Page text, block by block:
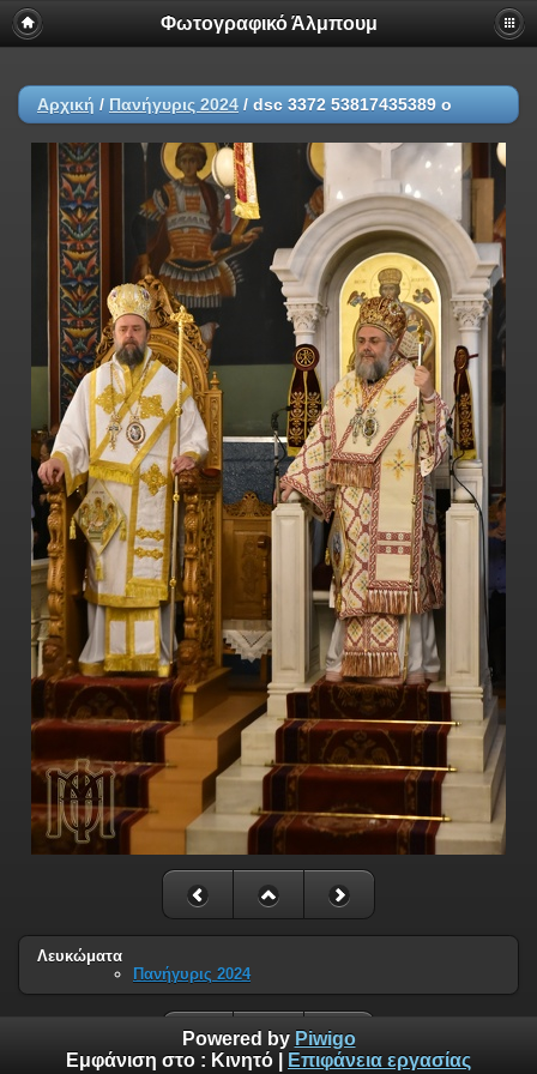
Φωτογραφικό Άλμπουμ
Αρχική / Πανήγυρις 2024 / dsc 3372 53817435389 o
Λευκώματα
Πανήγυρις 2024
Powered by Piwigo
Εμφάνιση στο : Κινητό Επιφάνεια εργασίας